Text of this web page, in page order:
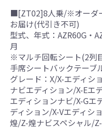
■[ZT02]8人乗/※オーダ
お届け(代引き不可)
型式、年式：AZR60G・
月
※マルチ回転シート(2列
手席シートバックテーブ
グレード：X/X-エディシ
ナビエディション/X-Eエ
エディションナビ/X-Gエ
ディション/X-Vエディシ
煌/Z-煌ナビスペシャル/